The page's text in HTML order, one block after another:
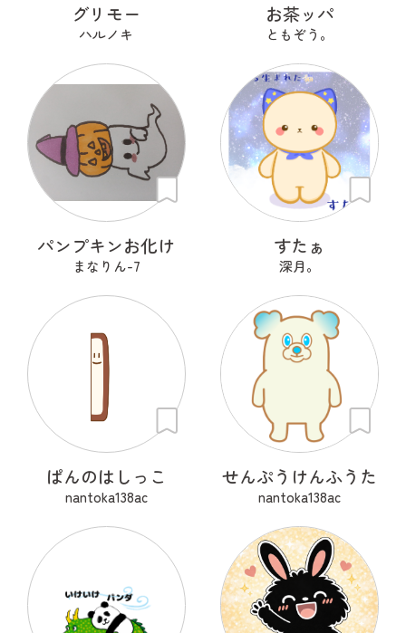
グリモー
ハルノキ
お茶ッパ
ともぞう。
パンプキンお化け
まなりん-7
すたぁ
深月。
ぱんのはしっこ
nantoka138ac
せんぷうけんふうた
nantoka138ac